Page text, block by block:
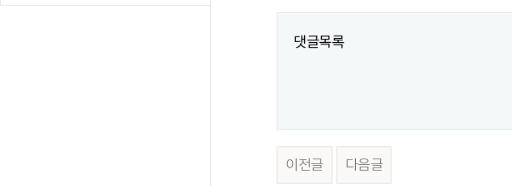
댓글목록
이전글 다음글